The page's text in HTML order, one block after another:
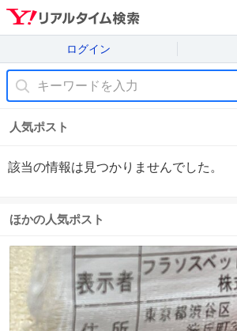
ログイン
人気ポスト
該当の情報は見つかりませんでした。
ほかの人気ポスト